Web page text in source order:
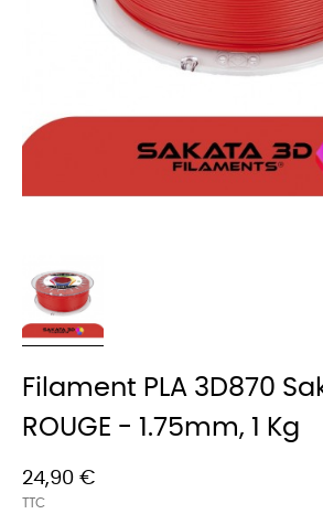
Filament PLA 3D870
ROUGE - 1.75mm, 1 Kg
24,90 €
TTC